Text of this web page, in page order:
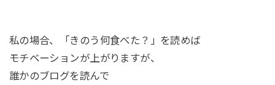
私の場合、「きのう何食べた？」を読めば
モチベーションが上がりますが、
誰かのブログを読んで